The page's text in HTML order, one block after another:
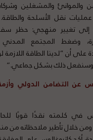
والمشغلين
نقل الأسلحة
إلى تغيير منهجي: حظر
وضغط المجتمع
على أن ”لدينا الطاقة
وسنفعل ذلك بشكل جماعي.“
عن التضامن الدولي
في كلمته نقدًا قويًا
ومن خلال تأطير ملاحظاته من